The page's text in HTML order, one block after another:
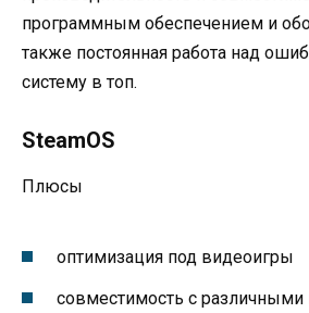
программным обеспечением и
также постоянная работа над
систему в топ.
SteamOS
Плюсы
оптимизация под видеоигры
совместимость с